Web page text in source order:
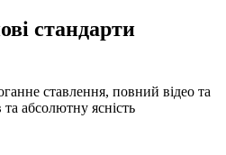
стандарти
ставлення, повний відео та
абсолютну ясність